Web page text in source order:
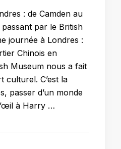
: de Camden au
par le British
journée à Londres :
Chinois en
Museum nous a fait
culturel. C’est la
passer d’un monde
à Harry …